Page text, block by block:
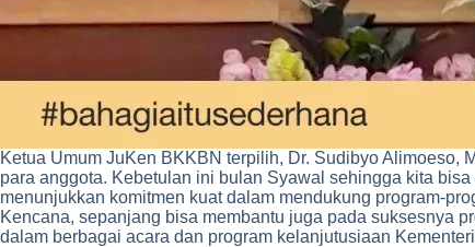
Ketua Umum JuKen BKKBN terpilih, Dr. Sudibyo Alimoeso,
para anggota. Kebetulan ini bulan Syawal sehingga kita
menunjukkan komitmen kuat dalam mendukung program-
Kencana, sepanjang bisa membantu juga pada suksesnya
dalam berbagai acara dan program kelanjutusiaan